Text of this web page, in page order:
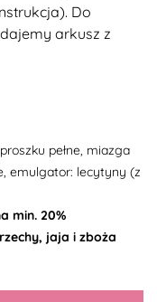
Do
arkusz z
pełne, miazga
emulgator: lecytyny (z
min. 20%
jaja i zboża